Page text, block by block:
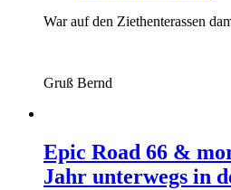
War auf den Ziethenterassen
Gruß Bernd
Epic Road 66 &
Jahr unterwegs in